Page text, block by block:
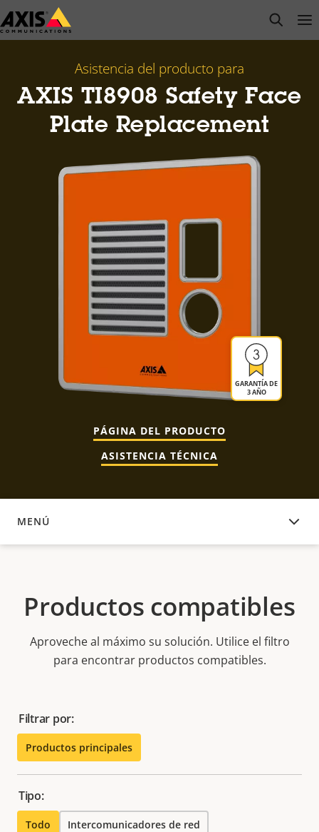
Saltar
al
open
Asistencia del producto para
AXIS TI8908 Safety Face
Plate Replacement
GARANTÍA DE
3 AÑO
PÁGINA DEL PRODUCTO
ASISTENCIA TÉCNICA
MENÚ
PRODUCTOS COMPATIBLES
Productos compatibles
Aproveche al máximo su solución. Utilice el filtro
para encontrar productos compatibles.
Filtrar por:
Productos principales
Tipo:
Todo Intercomunicadores de red